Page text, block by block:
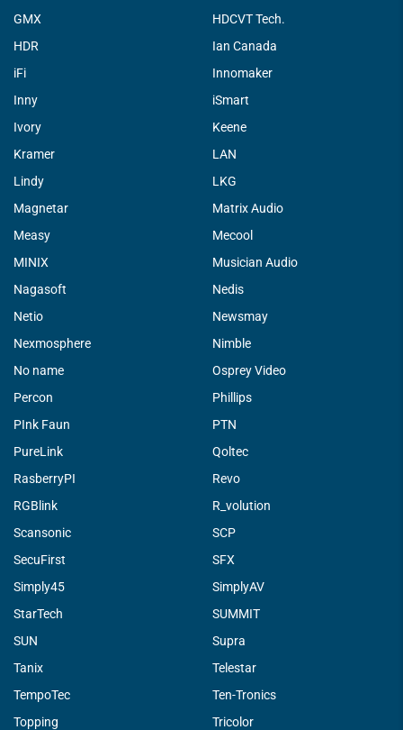
GMX
HDCVT Tech.
HDR
Ian Canada
iFi
Innomaker
Inny
iSmart
Ivory
Keene
Kramer
LAN
Lindy
LKG
Magnetar
Matrix Audio
Measy
Mecool
MINIX
Musician Audio
Nagasoft
Nedis
Netio
Newsmay
Nexmosphere
Nimble
No name
Osprey Video
Percon
Phillips
PInk Faun
PTN
PureLink
Qoltec
RasberryPI
Revo
RGBlink
R_volution
Scansonic
SCP
SecuFirst
SFX
Simply45
SimplyAV
StarTech
SUMMIT
SUN
Supra
Tanix
Telestar
TempoTec
Ten-Tronics
Topping
Tricolor